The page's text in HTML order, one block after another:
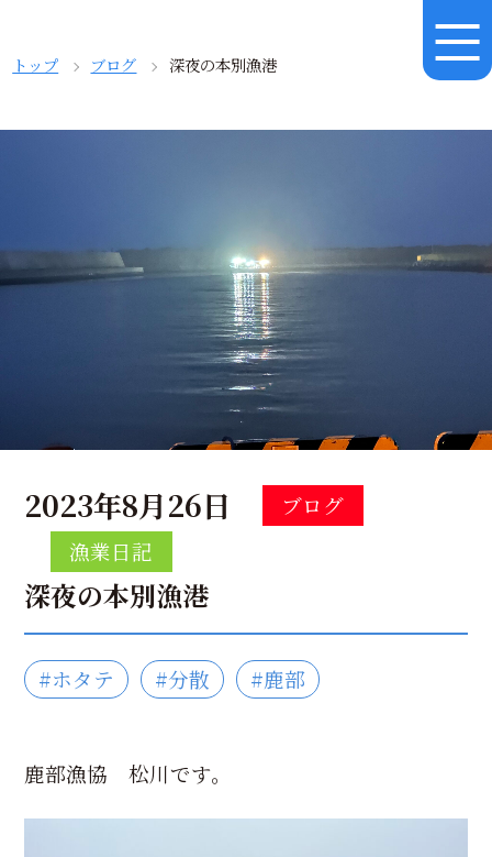
トップ ブログ 深夜の本別漁港
2023年8月26日
ブログ
漁業日記
深夜の本別漁港
#ホタテ #分散 #鹿部
鹿部漁協 松川です。